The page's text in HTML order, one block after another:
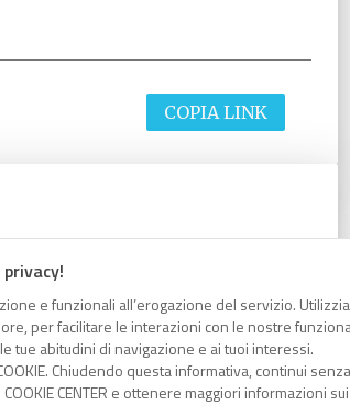
e funzionali all’erogazione del servizio.
per facilitare le interazioni con le nostre
tue abitudini di navigazione e ai tuoi interessi.
Chiudendo questa informativa, continui
CENTER e ottenere maggiori informazioni
COPIA LINK
COPIA LINK